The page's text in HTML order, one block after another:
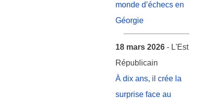
monde d’échecs en
Géorgie
18 mars 2026 - L'Est
Républicain
À dix ans, il crée la
surprise face au